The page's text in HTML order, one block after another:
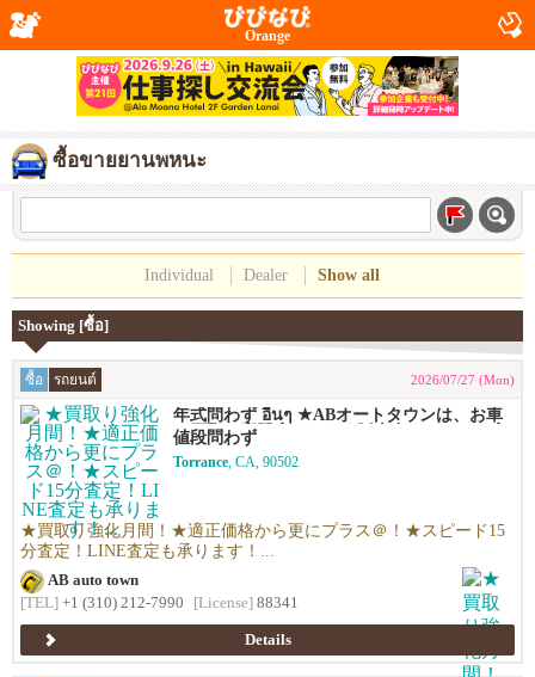
Orange
ซื้อขายยานพหนะ
Individual Dealer Show all
Showing [ซื้อ]
ซื้อ รถยนต์ 2026/07/27 (Mon)
年式問わず อื่นๆ ★ABオートタウンは、お車
の買取り専門店です！★販売力があるから高
く買える！シンプルで高い！独自の相場で高
価買い取りします！★優しい査定で’納得の価
州車なんでも買います！
値段問わず
Torrance, CA, 90502
★買取り強化月間！★適正価格から更にプラス＠！★スピード15
分査定！LINE査定も承ります！...
AB auto town
[TEL] +1 (310) 212-7990 [License] 88341
Details